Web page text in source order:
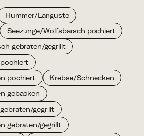
Hummer/Languste
Seezunge/Wolfsbarsch pochiert
gebraten/gegrillt
pochiert
Krebse/Schnecken
gebacken
gegrillt
gebraten/gegrillt